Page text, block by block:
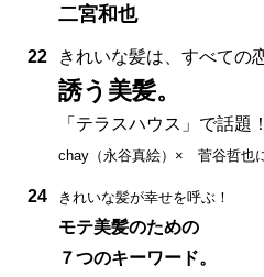
二宮和也
22 きれいな髪は、すべての
誘う美髪。
「テラスハウス」で話題！
chay（永谷真絵）× 菅谷哲也
24 きれいな髪が幸せを呼ぶ！
モテ美髪のための
７つのキーワード。